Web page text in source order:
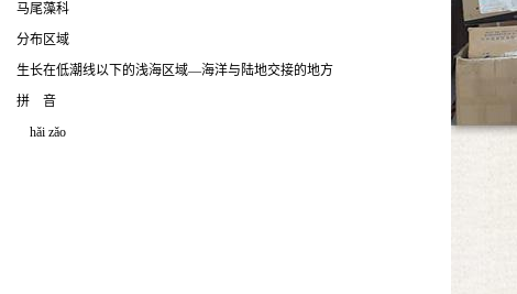
马尾藻科
分布区域
生长在低潮线以下的浅海区域—海洋与陆地交接的地方
拼 音
hǎi zǎo